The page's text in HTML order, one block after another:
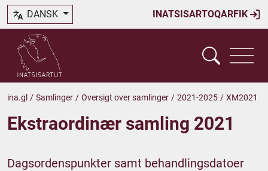
INATSISARTOQARFIK
DANSK
ina.gl / Samlinger / Oversigt over samlinger / 2021-2025 / XM2021
Ekstraordinær samling 2021
Dagsordenspunkter samt behandlingsdatoer